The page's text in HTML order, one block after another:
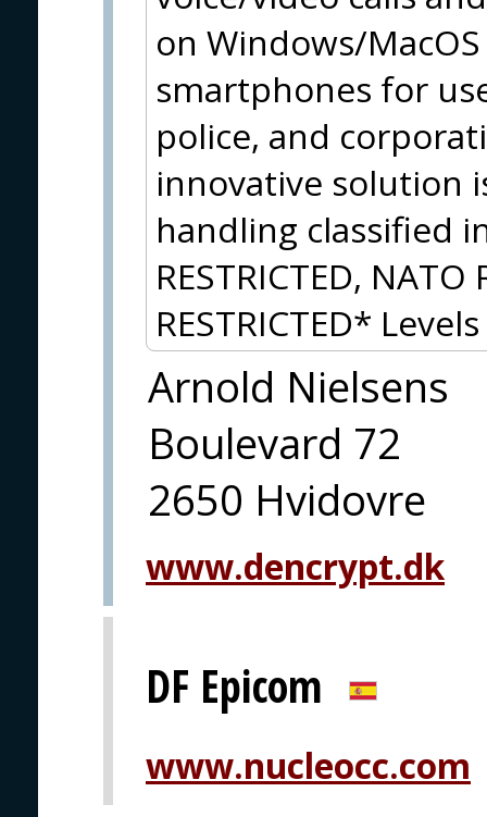
on Windows/
smartphones for
police, and
innovative solution
handling classified
RESTRICTED, NATO
RESTRICTED*
Arnold Nielsens
Boulevard 72
2650 Hvidovre
www.dencrypt.dk
DF Epicom
www.nucleocc.com